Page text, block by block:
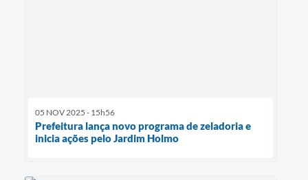
05 NOV 2025 - 15h56
Prefeitura lança novo programa de zeladoria e
inicia ações pelo Jardim Holmo